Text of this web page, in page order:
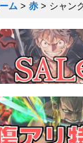
ム > 赤 > シャン